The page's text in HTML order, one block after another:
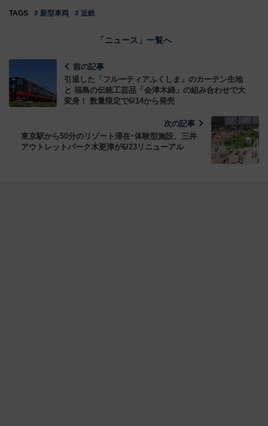
TAGS # 新型車両 # 近鉄
「ニュース」一覧へ
前の記事
引退した「フルーティアふくしま」のカーテン生地
と 福島の伝統工芸品「会津木綿」の組み合わせで大
変身！ 数量限定で6/14から発売
次の記事
東京駅から50分のリゾート滞在･体験型施設、三井
アウトレットパーク木更津が6/23リニューアル